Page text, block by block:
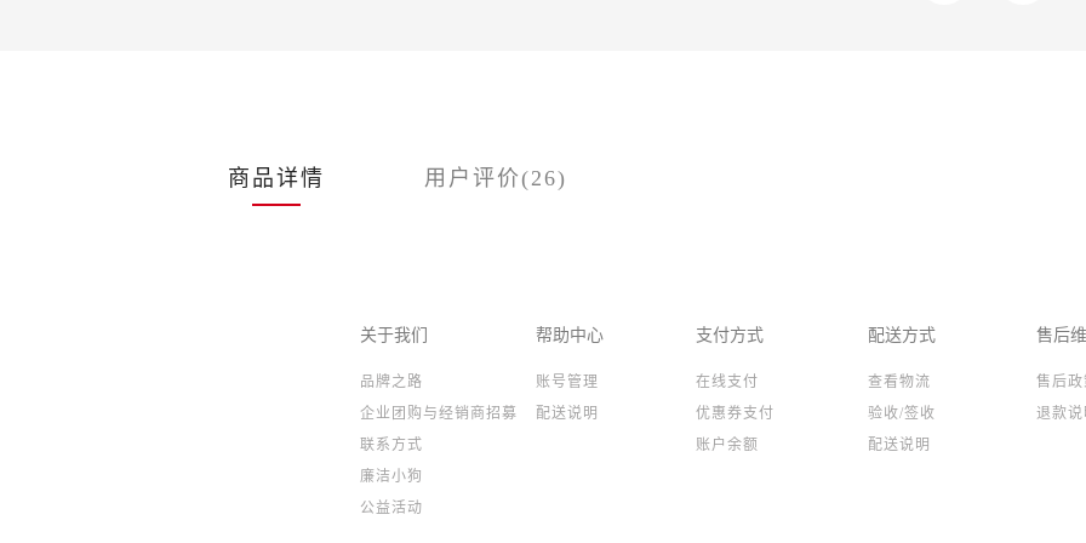
商品详情 用户评价(26)
关于我们
品牌之路
企业团购与经销商招募
联系方式
廉洁小狗
公益活动
帮助中心
账号管理
配送说明
支付方式
在线支付
优惠券支付
账户余额
配送方式
查看物流
验收/签收
配送说明
售后
售后政
退款说